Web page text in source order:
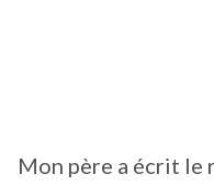
Mon père a écrit le